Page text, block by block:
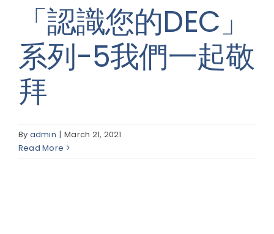
線上報名
「認識您的DEC」
系列-5我們一起敬
拜
By admin | March 21, 2021
Read More